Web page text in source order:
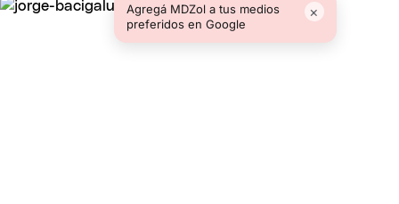
Agregá MDZol a tus medios
preferidos en Google
×